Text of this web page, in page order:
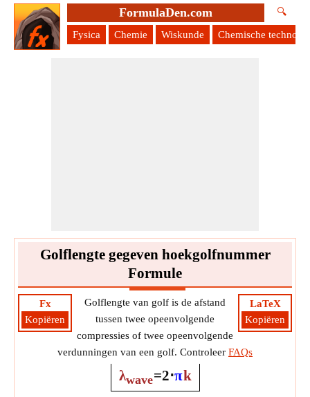
FormulaDen.com 🔍
Fysica Chemie Wiskunde Chemische
Golflengte gegeven hoekgolfnummer
Formule
Fx
Kopiëren
LaTeX
Kopiëren
Golflengte van golf is de afstand
tussen twee opeenvolgende
compressies of twee opeenvolgende
verdunningen van een golf. Controleer FAQs
λwave=2⋅πk